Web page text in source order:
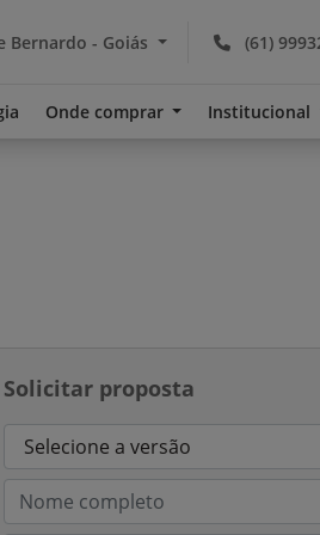
(61)
Bernardo - Goiás
Onde comprar Institucional
Solicitar proposta